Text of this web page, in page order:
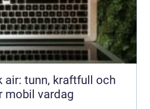
air: tunn, kraftfull och
mobil vardag